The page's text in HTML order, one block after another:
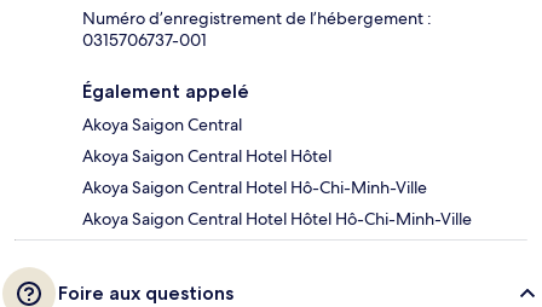
Numéro d’enregistrement de l’hébergement :
0315706737-001
Également appelé
Akoya Saigon Central
Akoya Saigon Central Hotel Hôtel
Akoya Saigon Central Hotel Hô-Chi-Minh-Ville
Akoya Saigon Central Hotel Hôtel Hô-Chi-Minh-Ville
Foire aux questions